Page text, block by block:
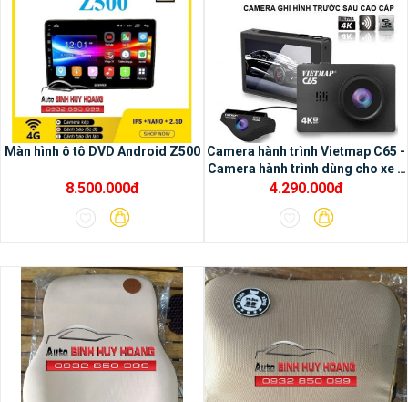
1/ Tiện ích của màng hình
– Trãi nghiệm các ứng dụng đa
tô trở nên sang trọng hơn– Kết nối được
thuận tiện– Sản phẩm chính hãng, thương
hiệu quốc tế, công nghệ Nhật Bản– Gồm
màn hình 9 inch và 10 inch– Độ bền & độ
ổn định cao, cấu hình mạnh mẽ, cảm ứng
mượt mà– Dễ dàng lắp đặt mà không ảnh
hưởng đến các phần thiết bị cơ bản của
Màn hình ô tô DVD Android Z500
8.500.000đ
Camera hành trình Vietmap C65 -
Camera hành trình dùng cho xe ô
tô
4.290.000đ